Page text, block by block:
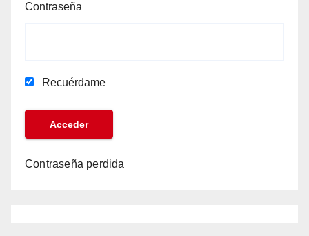
Contraseña
Recuérdame
Contraseña perdida